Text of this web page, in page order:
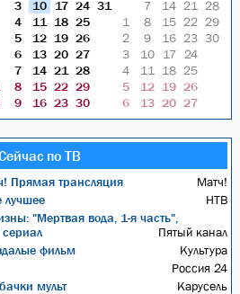
3 10 17 24 31
4
11 18 25
5
12 19 26
6
13 20 27
7
14 21
28
8 15 22 29
9 16 23 30
7 14 21
28
1
8 15 22 29
2
9 16 23 30
3
10 17
24
4
11 18 25
5
12 19 26
6
13 20 27
по ТВ
Прямая трансляция Матч!
лучшее НТВ
"Мертвая вода, 1-я часть",
Пятый канал
фильм Культура
Россия 24
мульт Карусель